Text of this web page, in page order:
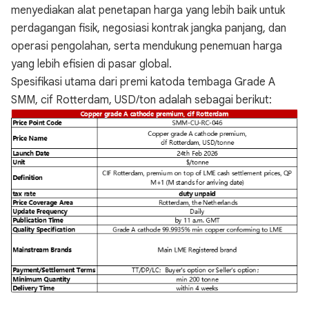
menyediakan alat penetapan harga yang lebih baik untuk
perdagangan fisik, negosiasi kontrak jangka panjang, dan
operasi pengolahan, serta mendukung penemuan harga
yang lebih efisien di pasar global.
Spesifikasi utama dari premi katoda tembaga Grade A
SMM, cif Rotterdam, USD/ton adalah sebagai berikut: